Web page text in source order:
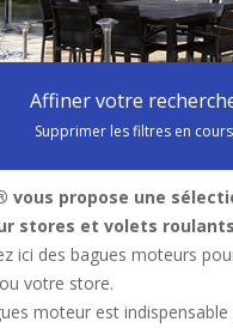
Affiner votre
Supprimer les filtres en cours
vous propose une
stores et volets
ici des bagues moteurs
votre store.
moteur est indispensable